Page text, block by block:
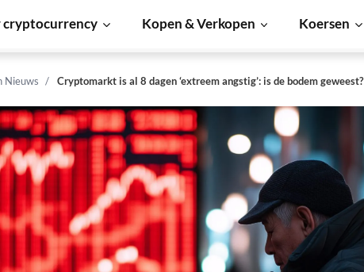
cryptocurrency Kopen & Verkopen Koersen
Nieuws Cryptomarkt is al 8 dagen ‘extreem angstig’: is de bodem geweest?